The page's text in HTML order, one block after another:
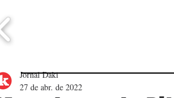
Jornal Daki
27 de abr. de 2022